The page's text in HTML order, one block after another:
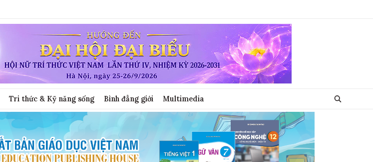
Tri thức & Kỹ năng sống Bình đẳng giới Multimedia